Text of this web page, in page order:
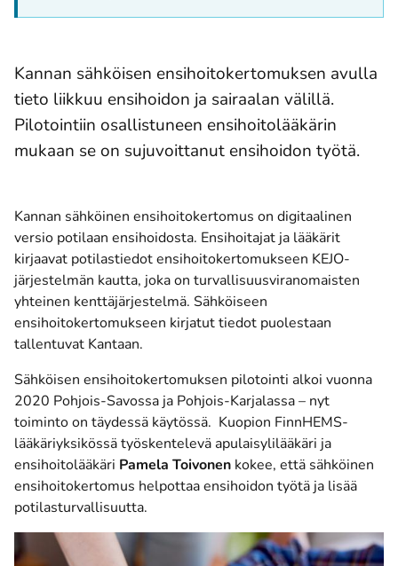
Kannan sähköisen ensihoitokertomuksen avulla
tieto liikkuu ensihoidon ja sairaalan välillä.
Pilotointiin osallistuneen ensihoitolääkärin
mukaan se on sujuvoittanut ensihoidon työtä.
Kannan sähköinen ensihoitokertomus on digitaalinen
versio potilaan ensihoidosta. Ensihoitajat ja lääkärit
kirjaavat potilastiedot ensihoitokertomukseen KEJO-
järjestelmän kautta, joka on turvallisuusviranomaisten
yhteinen kenttäjärjestelmä. Sähköiseen
ensihoitokertomukseen kirjatut tiedot puolestaan
tallentuvat Kantaan.
Sähköisen ensihoitokertomuksen pilotointi alkoi vuonna
2020 Pohjois-Savossa ja Pohjois-Karjalassa – nyt
toiminto on täydessä käytössä. Kuopion FinnHEMS-
lääkäriyksikössä työskentelevä apulaisylilääkäri ja
ensihoitolääkäri Pamela Toivonen kokee, että sähköinen
ensihoitokertomus helpottaa ensihoidon työtä ja lisää
potilasturvallisuutta.